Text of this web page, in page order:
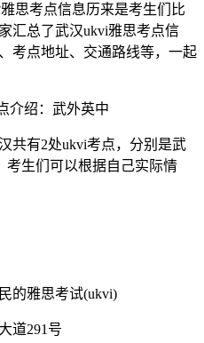
考点信息历来是考生们比
汇总了武汉ukvi雅思考点信
考点地址、交通路线等，一起
共有2处ukvi考点，分别是武
考生们可以根据自己实际情
雅思考试(ukvi)
道291号